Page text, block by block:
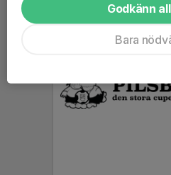
Godkänn
Bara